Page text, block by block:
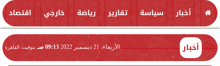
أخبار سياسة تقارير رياضة خارجي اقتصاد
أخبار الأربعاء، 21 ديسمبر 2022 09:13 صـ بتوقيت القاهرة